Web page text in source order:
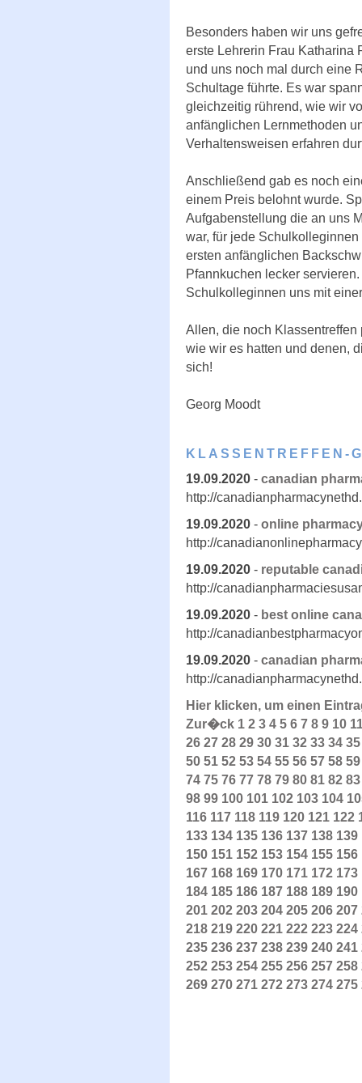
Besonders haben wir uns
erste Lehrerin Frau Katharina
und uns noch mal durch eine
Schultage führte. Es war
gleichzeitig rührend, wie wir
anfänglichen Lernmethoden
Verhaltensweisen erfahren
Anschließend gab es noch
einem Preis belohnt wurde.
Aufgabenstellung die an uns
war, für jede
ersten anfänglichen
Pfannkuchen lecker
Schulkolleginnen uns mit
Allen, die noch
wie wir es hatten und denen,
sich!
Georg Moodt
KLASSENTREFFEN-
19.09.2020 - canadian
http://
19.09.2020 - online
http://
19.09.2020 - reputable
http://
19.09.2020 - best online
http://
19.09.2020 - canadian
http://
Hier klicken, um einen
Zur�ck 1 2 3 4 5 6 7 8 9 10
26 27 28 29 30 31 32 33 34 35
50 51 52 53 54 55 56 57 58 59
74 75 76 77 78 79 80 81 82 83
98 99 100 101 102 103 104
116 117 118 119 120 121 122
133 134 135 136 137 138 139
150 151 152 153 154 155 156
167 168 169 170 171 172 173
184 185 186 187 188 189 190
201 202 203 204 205 206 207
218 219 220 221 222 223 224
235 236 237 238 239 240 241
252 253 254 255 256 257 258
269 270 271 272 273 274 275